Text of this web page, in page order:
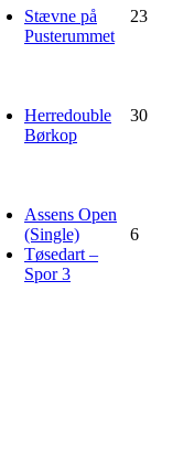
Stævne på
Pusterummet
23
Herredouble
Børkop
30
Assens Open
(Single)
Tøsedart –
Spor 3
6